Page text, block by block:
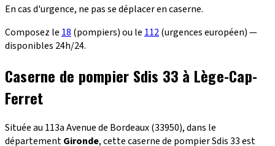
En cas d'urgence, ne pas se déplacer en caserne.
Composez le 18 (pompiers) ou le 112(urgences européen) —
disponibles 24h/24.
Caserne de pompier Sdis 33 à Lège-Cap-
Ferret
Située au 113a Avenue de Bordeaux (33950), dans le
départementGironde, cette caserne de pompier Sdis 33 est